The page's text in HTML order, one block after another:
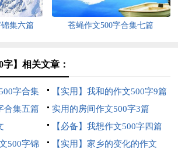
集六篇 苍蝇作文500字合集七篇
字】相关文章：
字合集
【实用】我和的作文500字9篇
合集五篇
实用的房间作文500字3篇
【必备】我想作文500字四篇
500字锦
【实用】家乡的变化的作文